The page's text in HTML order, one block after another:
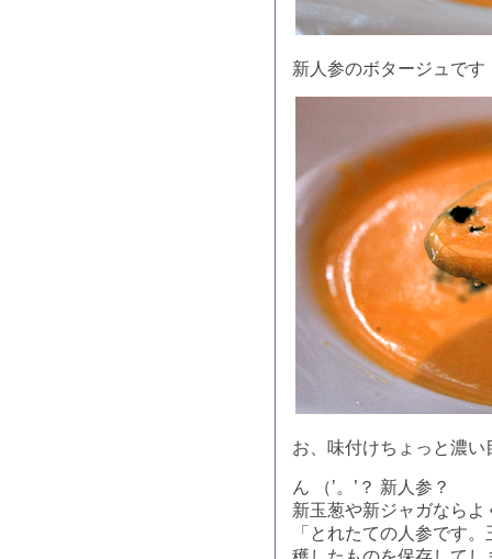
新人参のボタージュです
お、味付けちょっと濃い
ん （’。’？ 新人参？
新玉葱や新ジャガなら
「とれたての人参です